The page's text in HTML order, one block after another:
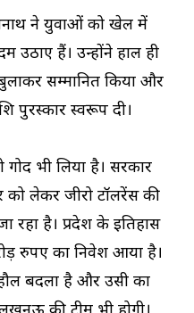
ने युवाओं को खेल में
हैं। उन्होंने हाल ही
सम्मानित किया और
पुरस्कार स्वरूप दी।
भी लिया है। सरकार
को लेकर जीरो टॉलरेंस की
रहा है। प्रदेश के इतिहास
रुपए का निवेश आया है।
बदला है और उसी का